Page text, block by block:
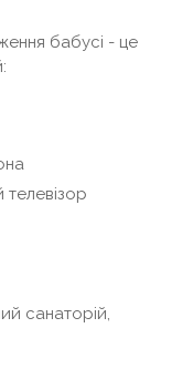
бабусі - це
санаторій,